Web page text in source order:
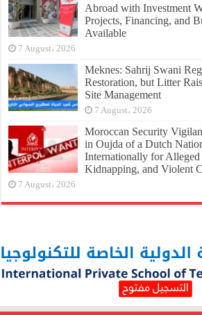
Abroad with Investment
Projects, Financing, and
Available
7 August، 2026
Meknes: Sahrij Swani
Restoration, but Litter
Site Management
7 August، 2026
Moroccan Security
in Oujda of a Dutch
Internationally for
Kidnapping, and Violent
7 August، 2026